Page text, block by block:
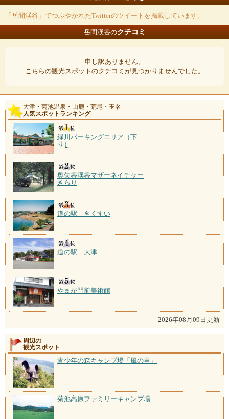
「岳間渓谷」でつぶやかれたTwitterのツイートを掲載しています。
岳間渓谷のクチコミ
申し訳ありません。
こちらの観光スポットのクチコミが見つかりませんでした。
大津・菊池温泉・山鹿・荒尾・玉名
人気スポットランキング
緑川パーキングエリア（下
り）
奥矢谷渓谷マザーネイチャー
きらり
道の駅 きくすい
道の駅 大津
やまが門前美術館
2026年08月09日更新
周辺の
観光スポット
青少年の森キャンプ場「風の里」
菊池高原ファミリーキャンプ場